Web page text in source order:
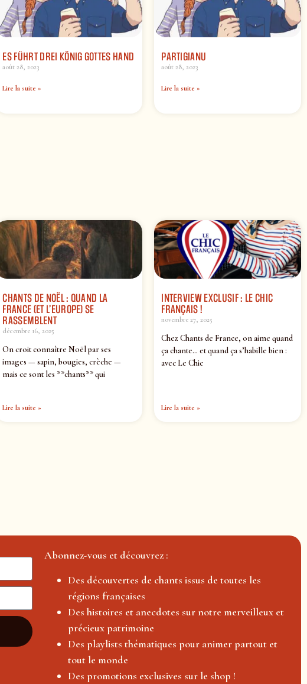
ES FÜHRT DREI KÖNIG GOTTES HAND
août 28, 2023
Lire la suite »
PARTIGIANU
août 28, 2023
Lire la suite »
CHANTS DE NOËL : QUAND LA
FRANCE (ET L’EUROPE) SE
RASSEMBLENT
décembre 16, 2025
On croit connaître Noël par ses
images — sapin, bougies, crèche —
mais ce sont les **chants** qui
Lire la suite »
INTERVIEW EXCLUSIF : LE CHIC
FRANÇAIS !
novembre 27, 2025
Chez Chants de France, on aime quand
ça chante… et quand ça s’habille bien :
avec Le Chic
Lire la suite »
Abonnez-vous et découvrez :
Des découvertes de chants issus de toutes les
régions françaises
Des histoires et anecdotes sur notre merveilleux et
précieux patrimoine
Des playlists thématiques pour animer partout et
tout le monde
Des promotions exclusives sur le shop !